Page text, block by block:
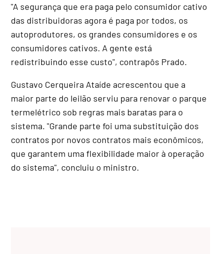
"A segurança que era paga pelo consumidor cativo
das distribuidoras agora é paga por todos, os
autoprodutores, os grandes consumidores e os
consumidores cativos. A gente está
redistribuindo esse custo", contrapôs Prado.
Gustavo Cerqueira Ataíde acrescentou que a
maior parte do leilão serviu para renovar o parque
termelétrico sob regras mais baratas para o
sistema. "Grande parte foi uma substituição dos
contratos por novos contratos mais econômicos,
que garantem uma flexibilidade maior à operação
do sistema", concluiu o ministro.